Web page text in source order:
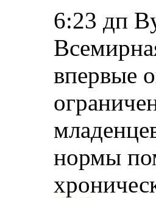
6:23 дп
впервые
нормы